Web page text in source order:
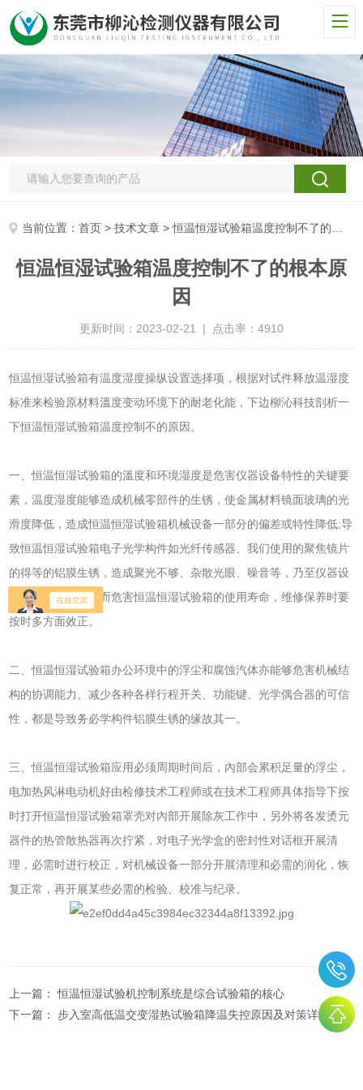
当前位置：首页 >技术文章 > 恒温恒湿试验箱温度控制不了的根本原因
恒温恒湿试验箱温度控制不了的根本原
因
更新时间：2023-02-21 | 点击率：4910
恒温恒湿试验箱有温度湿度操纵设置选择项，根据对试件释放温湿度
标准来检验原材料溫度变动环境下的耐老化能，下边柳沁科技剖析一
下恒温恒湿试验箱温度控制不的原因。
一、恒温恒湿试验箱的溫度和环境湿度是危害仪器设备特性的关键要
素，温度湿度能够造成机械零部件的生锈，使金属材料镜面玻璃的光
滑度降低，造成恒温恒湿试验箱机械设备一部分的偏差或特性降低;导
致恒温恒湿试验箱电子光学构件如光纤传感器、我们使用的聚焦镜片
的得等的铝膜生锈，造成聚光不够、杂散光眼、噪音等，乃至仪器设
备终止工作中，进而危害恒温恒湿试验箱的使用寿命，维修保养时要
按时多方面效正。
二、恒温恒湿试验箱办公环境中的浮尘和腐蚀汽体亦能够危害机械结
构的协调能力、减少各种各样行程开关、功能键、光学偶合器的可信
性，都是导致务必学构件铝膜生锈的缘故其一。
三、恒温恒湿试验箱应用必须周期时间后，內部会累积足量的浮尘，
电加热风淋电动机好由检修技术工程师或在技术工程师具体指导下按
时打开恒温恒湿试验箱罩壳对內部开展除灰工作中，另外将各发烫元
器件的热管散热器再次拧紧，对电子光学盒的密封性对话框开展清
理，必需时进行校正，对机械设备一部分开展清理和必需的润化，恢
复正常，再开展某些必需的检验、校准与纪录。
上一篇：恒温恒湿试验机控制系统是综合试验箱的核心
下一篇：步入室高低温交变湿热试验箱降温失控原因及对策详解